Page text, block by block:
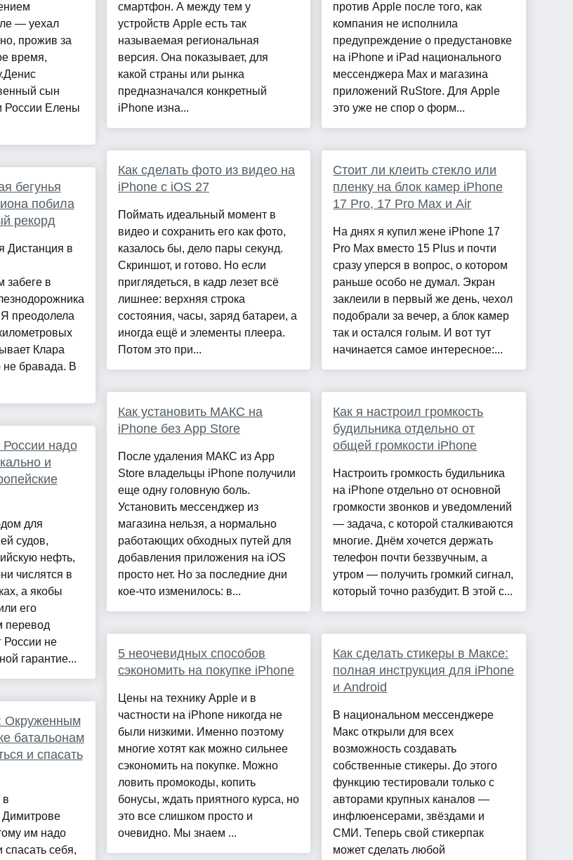
— уехал
прожив за
время,
сын
России Елены
бегунья
побила
рекорд
Дистанция в
забеге в
Я преодолела
Клара
не бравада. В
надо
и
для
судов,
нефть,
числятся в
а якобы
его
перевод
России не
гарантие...
Окруженным
батальонам
и спасать
в
Димитрове
им надо
спасать себя,
смартфон. А между тем у
устройств Apple есть так
называемая региональная
версия. Она показывает, для
какой страны или рынка
предназначался конкретный
iPhone изна...
Как сделать фото из видео на
iPhone с iOS 27
Поймать идеальный момент в
видео и сохранить его как фото,
казалось бы, дело пары секунд.
Скриншот, и готово. Но если
приглядеться, в кадр лезет всё
лишнее: верхняя строка
состояния, часы, заряд батареи, а
иногда ещё и элементы плеера.
Потом это при...
Как установить МАКС на
iPhone без App Store
После удаления МАКС из App
Store владельцы iPhone получили
еще одну головную боль.
Установить мессенджер из
магазина нельзя, а нормально
работающих обходных путей для
добавления приложения на iOS
просто нет. Но за последние дни
кое-что изменилось: в...
5 неочевидных способов
сэкономить на покупке iPhone
Цены на технику Apple и в
частности на iPhone никогда не
были низкими. Именно поэтому
многие хотят как можно сильнее
сэкономить на покупке. Можно
ловить промокоды, копить
бонусы, ждать приятного курса, но
это все слишком просто и
очевидно. Мы знаем ...
против Apple после того, как
компания не исполнила
предупреждение о предустановке
на iPhone и iPad национального
мессенджера Max и магазина
приложений RuStore. Для Apple
это уже не спор о форм...
Стоит ли клеить стекло или
пленку на блок камер iPhone
17 Pro, 17 Pro Max и Air
На днях я купил жене iPhone 17
Pro Max вместо 15 Plus и почти
сразу уперся в вопрос, о котором
раньше особо не думал. Экран
заклеили в первый же день, чехол
подобрали за вечер, а блок камер
так и остался голым. И вот тут
начинается самое интересное:...
Как я настроил громкость
будильника отдельно от
общей громкости iPhone
Настроить громкость будильника
на iPhone отдельно от основной
громкости звонков и уведомлений
— задача, с которой сталкиваются
многие. Днём хочется держать
телефон почти беззвучным, а
утром — получить громкий сигнал,
который точно разбудит. В этой с...
Как сделать стикеры в Максе:
полная инструкция для iPhone
и Android
В национальном мессенджере
Макс открыли для всех
возможность создавать
собственные стикеры. До этого
функцию тестировали только с
авторами крупных каналов —
инфлюенсерами, звёздами и
СМИ. Теперь свой стикерпак
может сделать любой